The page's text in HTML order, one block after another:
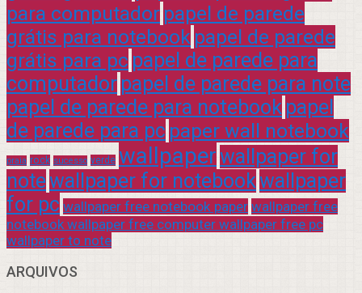
para computador papel de parede
grátis para notebook papel de parede
grátis para pc papel de parede para
computador papel de parede para note
papel de parede para notebook papel
de parede para pc paper wall notebook
praia rock sucesso verde wallpaperwallpaper for
notewallpaper for notebookwallpaper
for pc wallpaper free notebook paper wallpaper free
notebook wallpaper free computer wallpaper free pc
wallpaper to note
ARQUIVOS